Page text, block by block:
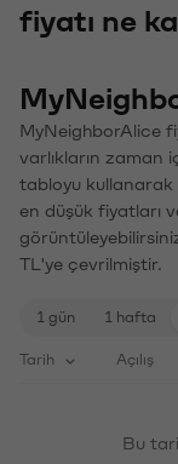
fiyatı ne
MyNeighborAlice
varlıkların zaman
tabloyu kullanarak
en düşük fiyatları
TL'ye çevrilmiştir.
1 gün 1 hafta
Tarih Açılış
Bu